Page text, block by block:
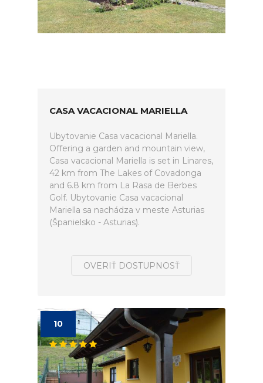
CASA VACACIONAL MARIELLA
Ubytovanie Casa vacacional Mariella.
Offering a garden and mountain view,
Casa vacacional Mariella is set in Linares,
42 km from The Lakes of Covadonga
and 6.8 km from La Rasa de Berbes
Golf. Ubytovanie Casa vacacional
Mariella sa nachádza v meste Asturias
(Španielsko - Asturias).
OVERIŤ DOSTUPNOSŤ
10